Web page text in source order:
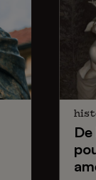
De